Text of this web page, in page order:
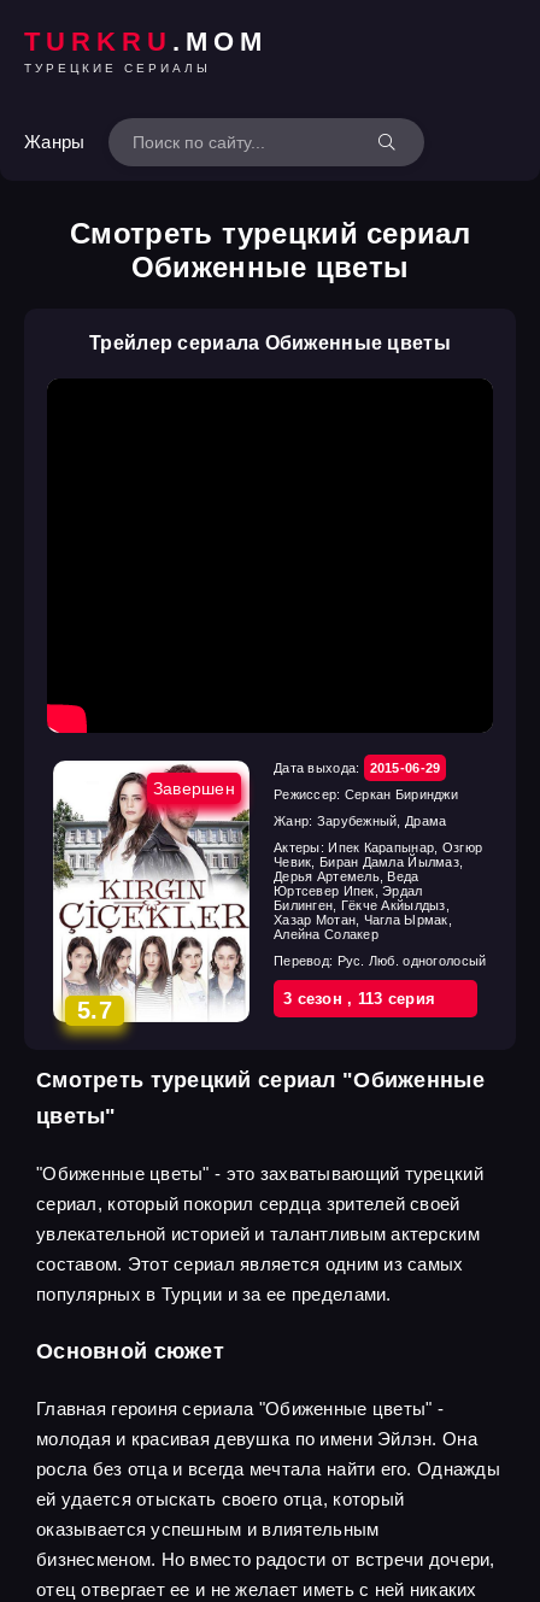
TURKRU .MOM
ТУРЕЦКИЕ СЕРИАЛЫ
Жанры
Смотреть турецкий сериал
Обиженные цветы
Трейлер сериала Обиженные цветы
Завершен
5.7
Дата выхода:
2015-06-29
Режиссер: Серкан Биринджи
Жанр: Зарубежный, Драма
Актеры: Ипек Карапынар, Озгюр
Чевик, Биран Дамла Йылмаз,
Дерья Артемель, Веда
Юртсевер Ипек, Эрдал
Билинген, Гёкче Акйылдыз,
Хазар Мотан, Чагла Ырмак,
Алейна Солакер
Перевод: Рус. Люб. одноголосый
3 cезон, 113 cерия
Смотреть турецкий сериал "Обиженные
цветы"
"Обиженные цветы" - это захватывающий турецкий
сериал, который покорил сердца зрителей своей
увлекательной историей и талантливым актерским
составом. Этот сериал является одним из самых
популярных в Турции и за ее пределами.
Основной сюжет
Главная героиня сериала "Обиженные цветы" -
молодая и красивая девушка по имени Эйлэн. Она
росла без отца и всегда мечтала найти его. Однажды
ей удается отыскать своего отца, который
оказывается успешным и влиятельным
бизнесменом. Но вместо радости от встречи дочери,
отец отвергает ее и не желает иметь с ней никаких